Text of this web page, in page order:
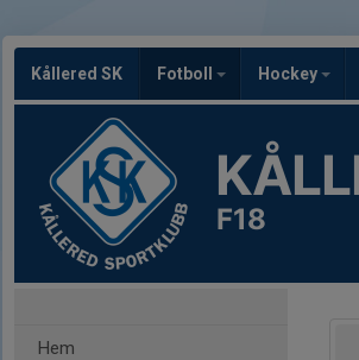
Kållered SK Fotboll Hockey
F18
Hem